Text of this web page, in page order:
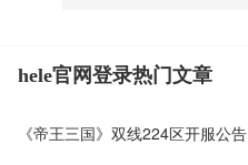
hele官网登录热门文章
《帝王三国》双线224区开服公告